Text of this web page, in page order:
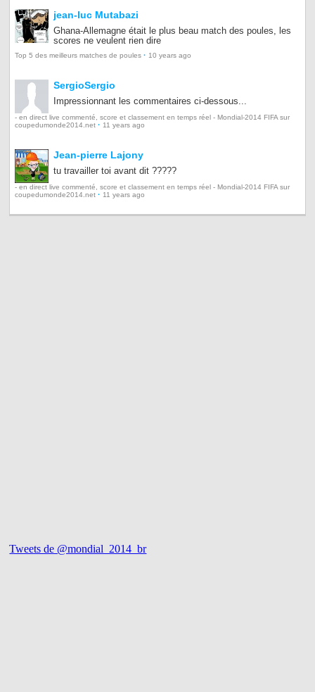
jean-luc Mutabazi
Ghana-Allemagne était le plus beau match des poules, les
scores ne veulent rien dire
Top 5 des meilleurs matches de poules · 10 years ago
SergioSergio
Impressionnant les commentaires ci-dessous...
- en direct live commenté, score et classement en temps réel - Mondial-2014 FIFA sur
coupedumonde2014.net · 11 years ago
Jean-pierre Lajony
tu travailler toi avant dit ?????
- en direct live commenté, score et classement en temps réel - Mondial-2014 FIFA sur
coupedumonde2014.net · 11 years ago
Tweets de @mondial_2014_br